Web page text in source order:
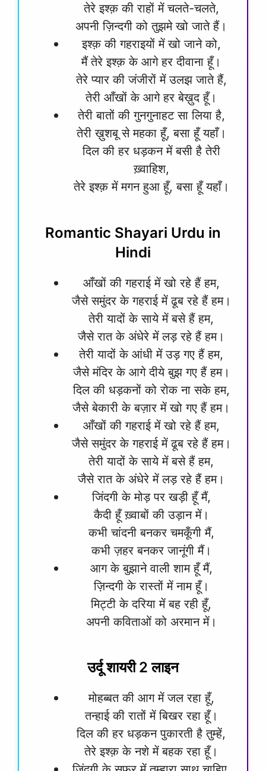
तेरे इश्क़ की राहों में चलते-चलते,
अपनी ज़िन्दगी को तुझमे खो जाते हैं।
इश्क़ की गहराइयों में खो जाने को,
मैं तेरे इश्क़ के आगे हर दीवाना हूँ।
तेरे प्यार की जंजीरों में उलझ जाते हैं,
तेरी आँखों के आगे हर बेख़ुद हूँ।
तेरी बातों की गुनगुनाहट सा लिया है,
तेरी ख़ुशबू से महका हूँ, बसा हूँ यहाँ।
दिल की हर धड़कन में बसी है तेरी
ख़्वाहिश,
तेरे इश्क़ में मगन हुआ हूँ, बसा हूँ यहाँ।
Romantic Shayari Urdu in
Hindi
आँखों की गहराई में खो रहे हैं हम,
जैसे समुंदर के गहराई में ढूब रहे हैं हम।
तेरी यादों के साये में बसे हैं हम,
जैसे रात के अंधेरे में लड़ रहे हैं हम।
तेरी यादों के आंधी में उड़ गए हैं हम,
जैसे मंदिर के आगे दीये बुझ गए हैं हम।
दिल की धड़कनों को रोक ना सके हम,
जैसे बेकारी के बज़ार में खो गए हैं हम।
आँखों की गहराई में खो रहे हैं हम,
जैसे समुंदर के गहराई में ढूब रहे हैं हम।
तेरी यादों के साये में बसे हैं हम,
जैसे रात के अंधेरे में लड़ रहे हैं हम।
जिंदगी के मोड़ पर खड़ी हूँ मैं,
कैदी हूँ ख़्वाबों की उड़ान में।
कभी चांदनी बनकर चमकूँगी मैं,
कभी ज़हर बनकर जानूंगी मैं।
आग के बुझाने वाली शाम हूँ मैं,
ज़िन्दगी के रास्तों में नाम हूँ।
मिट्टी के दरिया में बह रही हूँ,
अपनी कविताओं को अरमान में।
उर्दू शायरी 2 लाइन
मोहब्बत की आग में जल रहा हूँ,
तन्हाई की रातों में बिखर रहा हूँ।
दिल की हर धड़कन पुकारती है तुम्हें,
तेरे इश्क़ के नशे में बहक रहा हूँ।